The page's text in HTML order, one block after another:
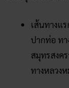
เส้นทางที่
หมายเลข
และใช้ถน
ประมาณ